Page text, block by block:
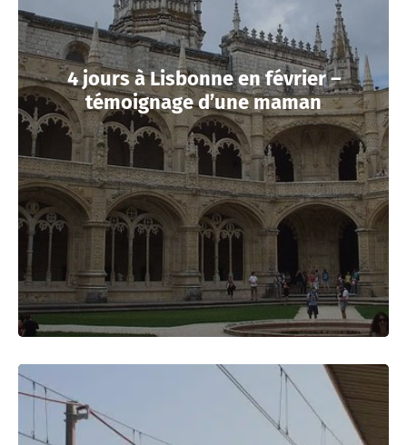
4 jours à Lisbonne en février –
témoignage d’une maman